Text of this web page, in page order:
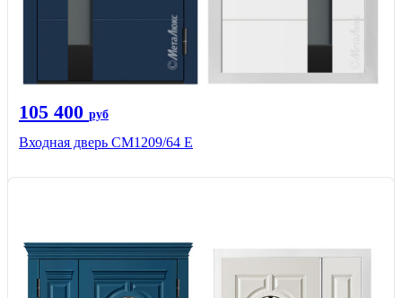
105 400 руб
Входная дверь CМ1209/64 Е